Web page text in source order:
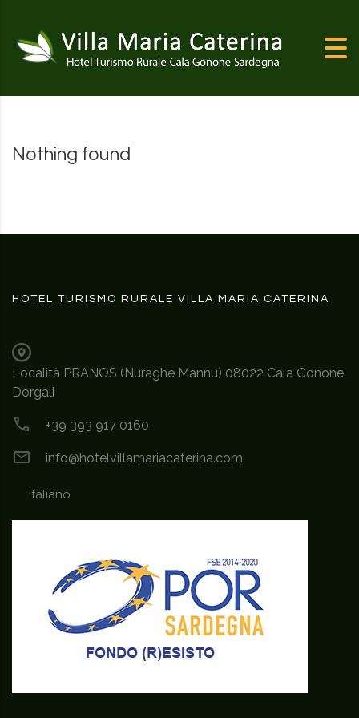
Nothing found
HOTEL TURISMO RURALE VILLA MARIA CATERINA
Località PRANOS (Nuraghe Mannu) 08022 Cala Gonone
Dorgali
+39 393 917 0160
info@hotelvillamariacaterina.com
Italiano